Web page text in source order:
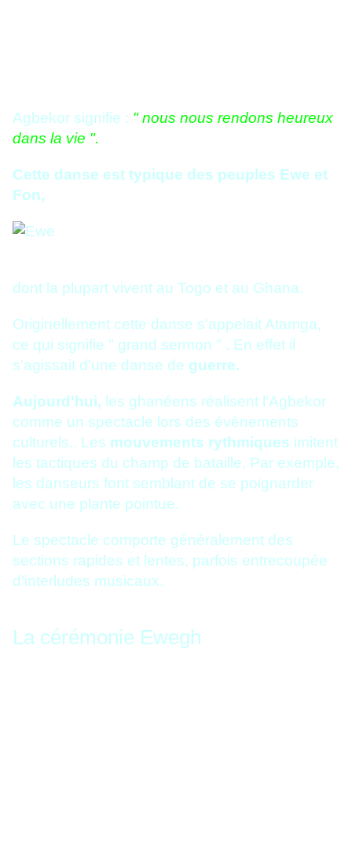
Agbekor signifie : " nous nous rendons heureux
dans la vie ".
Cette danse est typique des peuples Ewe et
Fon,
dont la plupart vivent au Togo et au Ghana.
Originellement cette danse s'appelait Atamga,
ce qui signifie " grand sermon " . En effet il
s'agissait d'une danse de guerre.
Aujourd'hui, les ghanéens réalisent l'Agbekor
comme un spectacle lors des évènements
culturels.. Les mouvements rythmiques imitent
les tactiques du champ de bataille. Par exemple,
les danseurs font semblant de se poignarder
avec une plante pointue.
Le spectacle comporte généralement des
sections rapides et lentes, parfois entrecoupée
d'interludes musicaux.
La cérémonie Ewegh